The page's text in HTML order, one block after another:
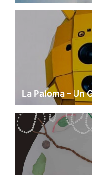
La Paloma – Un